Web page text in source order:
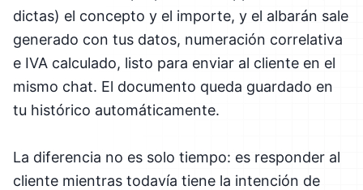
dictas) el concepto y el importe, y el albarán sale
generado con tus datos, numeración correlativa
e IVA calculado, listo para enviar al cliente en el
mismo chat. El documento queda guardado en
tu histórico automáticamente.
La diferencia no es solo tiempo: es responder al
cliente mientras todavía tiene la intención de